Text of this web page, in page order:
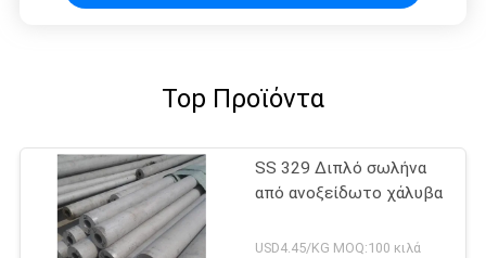
Top Προϊόντα
SS 329 Διπλό σωλήνα
από ανοξείδωτο χάλυβα
USD4.45/KG MOQ:100 κιλά